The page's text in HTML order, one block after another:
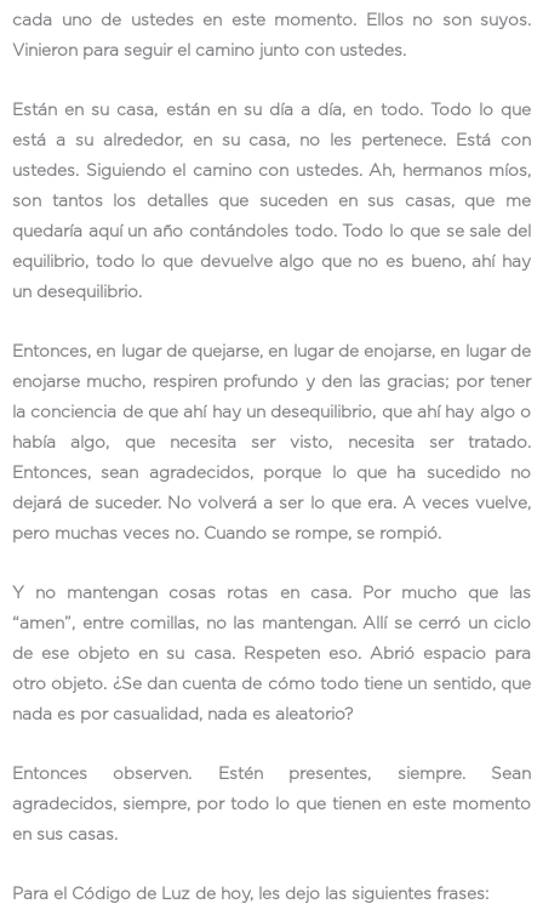
cada uno de ustedes en este momento. Ellos no son suyos.
Vinieron para seguir el camino junto con ustedes.
Están en su casa, están en su día a día, en todo. Todo lo que
está a su alrededor, en su casa, no les pertenece. Está con
ustedes. Siguiendo el camino con ustedes. Ah, hermanos míos,
son tantos los detalles que suceden en sus casas, que me
quedaría aquí un año contándoles todo. Todo lo que se sale del
equilibrio, todo lo que devuelve algo que no es bueno, ahí hay
un desequilibrio.
Entonces, en lugar de quejarse, en lugar de enojarse, en lugar de
enojarse mucho, respiren profundo y den las gracias; por tener
la conciencia de que ahí hay un desequilibrio, que ahí hay algo o
había algo, que necesita ser visto, necesita ser tratado.
Entonces, sean agradecidos, porque lo que ha sucedido no
dejará de suceder. No volverá a ser lo que era. A veces vuelve,
pero muchas veces no. Cuando se rompe, se rompió.
Y no mantengan cosas rotas en casa. Por mucho que las
“amen”, entre comillas, no las mantengan. Allí se cerró un ciclo
de ese objeto en su casa. Respeten eso. Abrió espacio para
otro objeto. ¿Se dan cuenta de cómo todo tiene un sentido, que
nada es por casualidad, nada es aleatorio?
Entonces observen. Estén presentes, siempre. Sean
agradecidos, siempre, por todo lo que tienen en este momento
en sus casas.
Para el Código de Luz de hoy, les dejo las siguientes frases: